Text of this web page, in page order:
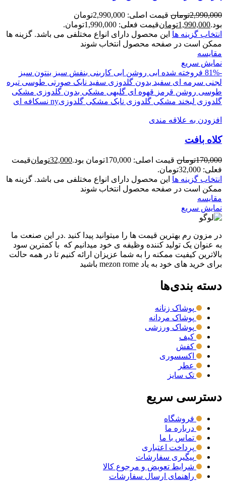
2,990,000تومان
قیمت اصلی: 2,990,000تومان
بود.1,990,000تومانقیمت فعلی: 1,990,000تومان.
انتخاب گزینه ها این محصول دارای انواع مختلفی می باشد. گزینه ها
ممکن است در صفحه محصول انتخاب شوند
مقايسه
نمایش سریع
-81%
فروخته شده ابی روشن ابی کاربنی بنفش سبز بنتون سبز
لجنی سرمه ای سفید بدون گلدوزی سفید نایک صورتی طوسی تیره
طوسی روشن قرمز قهوه ای گلبهی مشکی بدون گلدوزی مشکی
گلدوزی لبخند مشکی گلدوزی نایک مشکی گلدوزیny نسکافه ای
افزودن به علاقه مندی
کلاه بافت
170,000تومان قیمت اصلی: 170,000تومان بود. 32,000تومانقیمت
فعلی: 32,000تومان.
انتخاب گزینه ها این محصول دارای انواع مختلفی می باشد. گزینه ها
ممکن است در صفحه محصول انتخاب شوند
مقايسه
نمایش سریع
در مزون رم بهترین قیمت ها را میتوانید پیدا کنید .در این صنعت ما
به عنوان یک تولید کننده وظیفه ی خود میدانیم که با کمترین سود
بالاترین کیفیت ممکنه را به شما عزیزان ارائه کنیم تا در همه حالت
برای خرید های خود به یاد mezon rome باشید
دسته بندی‌ها
پوشاک زنانه
پوشاک مردانه
پوشاک ورزشی
کیف
کفش
اکسسوری
عطر
تک سایز
دسترسی سریع
فروشگاه
درباره ما
تماس با ما
پرداخت اعتباری
پیگیری سفارشات
شرایط تعویض و مرجوع کالا
راهنمای ارسال سفارشات